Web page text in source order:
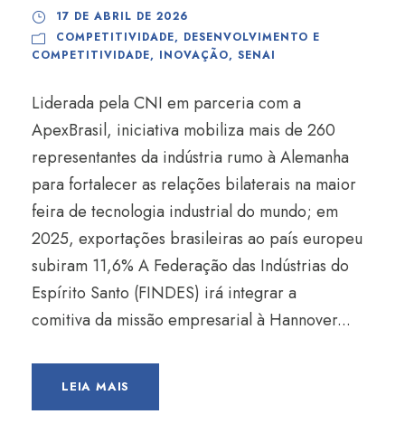
17 DE ABRIL DE 2026
COMPETITIVIDADE, DESENVOLVIMENTO E
COMPETITIVIDADE, INOVAÇÃO, SENAI
Liderada pela CNI em parceria com a
ApexBrasil, iniciativa mobiliza mais de 260
representantes da indústria rumo à Alemanha
para fortalecer as relações bilaterais na maior
feira de tecnologia industrial do mundo; em
2025, exportações brasileiras ao país europeu
subiram 11,6% A Federação das Indústrias do
Espírito Santo (FINDES) irá integrar a
comitiva da missão empresarial à Hannover...
LEIA MAIS